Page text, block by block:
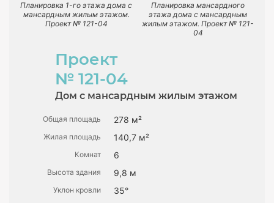
Планировка 1-го этажа дома с
мансардным жилым этажом.
Проект № 121-04
Планировка мансардного
этажа дома с мансардным
жилым этажом. Проект № 121-
04
Проект
№ 121-04
Дом с мансардным жилым этажом
Общая площадь 278 м²
Жилая площадь 140,7 м²
Комнат 6
Высота здания 9,8 м
Уклон кровли
35°